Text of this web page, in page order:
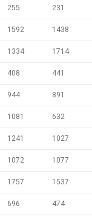
255 231
1592 1438
1334 1714
408 441
944 891
1081 632
1241 1027
1072 1077
1757 1537
696 474